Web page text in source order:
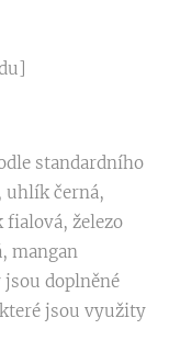
standardního
uhlík černá,
železo
mangan
jsou doplněné
jsou využity